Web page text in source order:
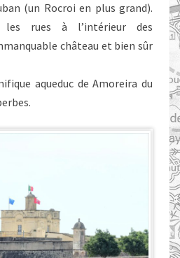
(un Rocroi en plus grand).
les rues à l’intérieur des
château et bien sûr
aqueduc de Amoreira du